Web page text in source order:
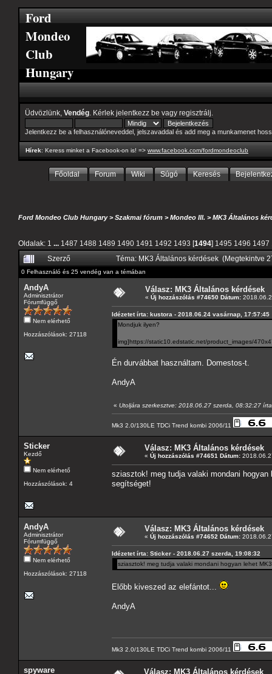
Ford
Mondeo
Club
Hungary
Üdvözlünk, Vendég . Kérlek jelentkezz be vagy regisztrálj
Jelentkezz be a felhasználóneveddel, jelszavaddal és add meg a munkamenet
Hírek: Keress minket a Facebook-on is! => www.facebook.com/fordmondeoclub
Főoldal Forum Wiki Súgó Keresés
Ford Mondeo Club Hungary>Szakmai fórum >Mondeo III. >MK3 Általános
Oldalak: 1 ... 1487 1488 1489 1490 1491 1492 1493 [1494] 1495 1496 1497
Szerző
Téma: MK3 Általános kérdések (Megtekintve
0 Felhasználó és 25 vendég van a témában
AndyA
Adminisztrátor
Fórumfüggő
Nem elérhető
Hozzászólások: 27118
Válasz: MK3 Általános kérdések
« Új hozzászólás #74650 Dátum:
Idézetet írta: kustora - 2018.06.24 vasárnap, 17:57:45
Mondjuk ilyen?
img]https://static10.edstatic.net/product_images/
Én durvábbat használtam. Domestos-t.
AndyA
« Utoljára szerkesztve: 2018.06.27 szerda, 08:32:27
Mk3 2.0/130LE TDCi Trend kombi 2006/11
Sticker
Kezdő
Nem elérhető
Hozzászólások: 4
Válasz: MK3 Általános kérdések
« Új hozzászólás #74651 Dátum:
sziasztok! meg tudja valaki mondani
segítséget!
AndyA
Adminisztrátor
Fórumfüggő
Nem elérhető
Hozzászólások: 27118
Válasz: MK3 Általános kérdések
« Új hozzászólás #74652 Dátum:
Idézetet írta: Sticker - 2018.06.27 szerda, 19:08:32
sziasztok! meg tudja valaki mondani hogyan lehet
Előbb kiveszed az elefántot...
AndyA
Mk3 2.0/130LE TDCi Trend kombi 2006/11
spyware Válasz: MK3 Általános kérdések